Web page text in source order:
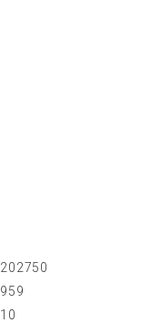
202750
959
10